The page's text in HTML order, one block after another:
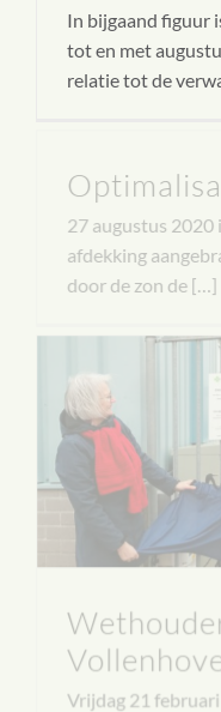
In bijgaand figuur
tot en met
relatie tot de
27 augustus 2020
afdekking
door de zon de […]
Vrijdag 21